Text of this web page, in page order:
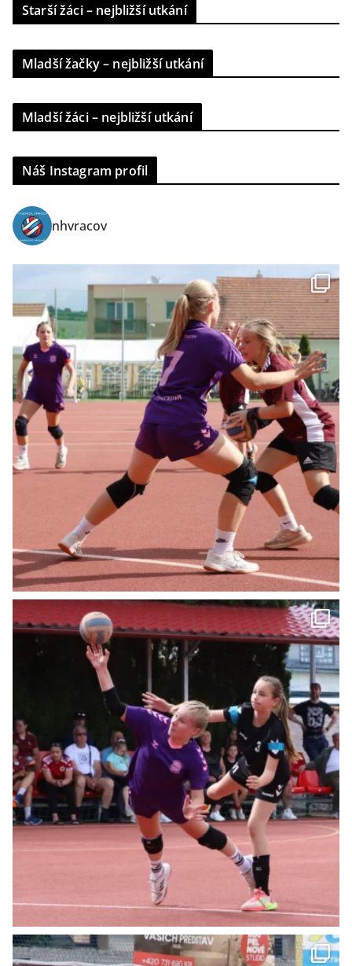
Starší žáci – nejbližší utkání
Mladší žačky – nejbližší utkání
Mladší žáci – nejbližší utkání
Náš Instagram profil
nhvracov